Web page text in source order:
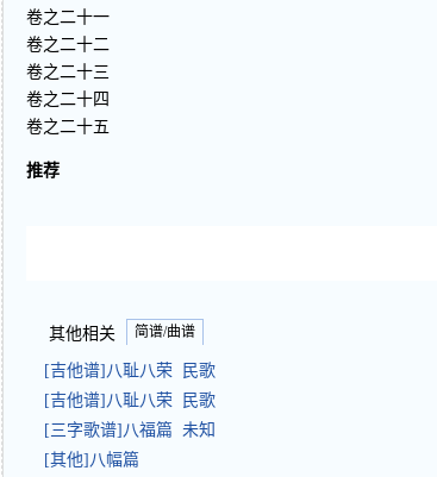
卷之二十一
卷之二十二
卷之二十三
卷之二十四
卷之二十五
推荐
其他相关 简谱/曲谱
[吉他谱]八耻八荣 民歌
[吉他谱]八耻八荣 民歌
[三字歌谱]八福篇 未知
[其他]八幅篇